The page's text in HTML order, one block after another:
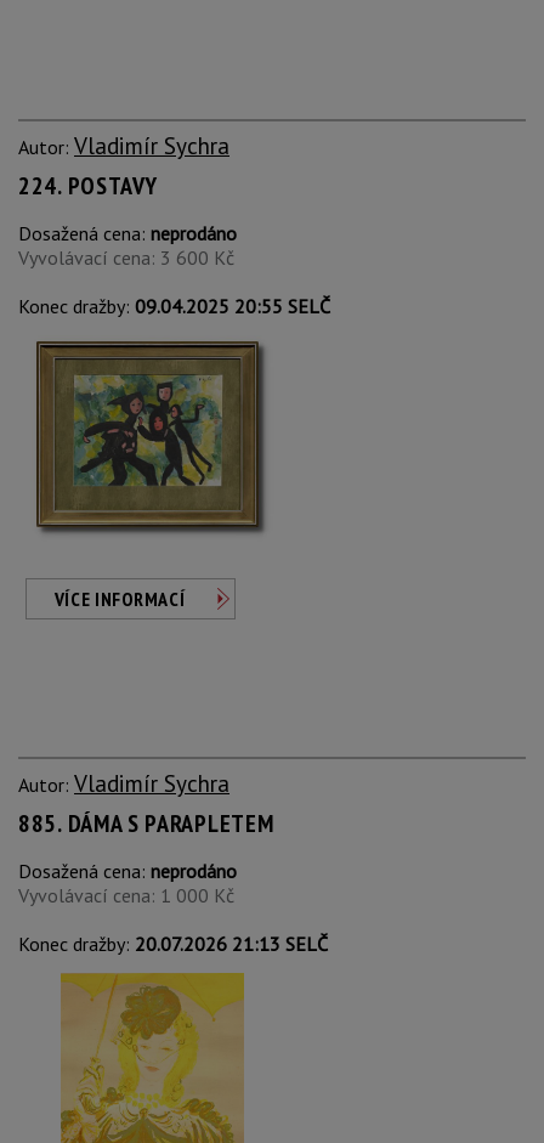
Autor: Vladimír Sychra
224. POSTAVY
Dosažená cena: neprodáno
Vyvolávací cena: 3 600 Kč
Konec dražby: 09.04.2025 20:55 SELČ
VÍCE INFORMACÍ
Autor: Vladimír Sychra
885. DÁMA S PARAPLETEM
Dosažená cena: neprodáno
Vyvolávací cena: 1 000 Kč
Konec dražby: 20.07.2026 21:13 SELČ